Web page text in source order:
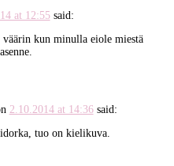
at 12:55 said:
kun minulla eiole miestä
2.10.2014 at 14:36 said:
tuo on kielikuva.